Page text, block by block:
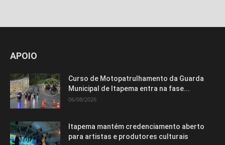
APOIO
Curso de Motopatrulhamento da Guarda
Municipal de Itapema entra na fase...
06/08/2026
Itapema mantém credenciamento aberto
para artistas e produtores culturais